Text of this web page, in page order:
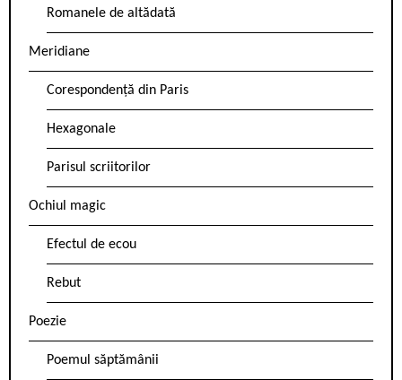
Romanele de altădată
Meridiane
Corespondență din Paris
Hexagonale
Parisul scriitorilor
Ochiul magic
Efectul de ecou
Rebut
Poezie
Poemul săptămânii